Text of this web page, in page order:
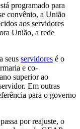
programado para
convênio, a União
aos servidores
União, a rede
seus servidores é o
e co-
superior ao
Em outras
para o governo
por reajuste, o